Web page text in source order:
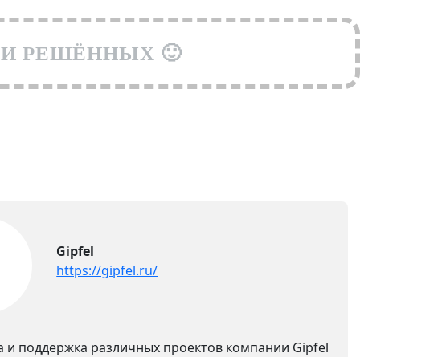
РЕШЁННЫХ 🙂
Gipfel
https://gipfel.ru/
и поддержка различных проектов компании Gipfel